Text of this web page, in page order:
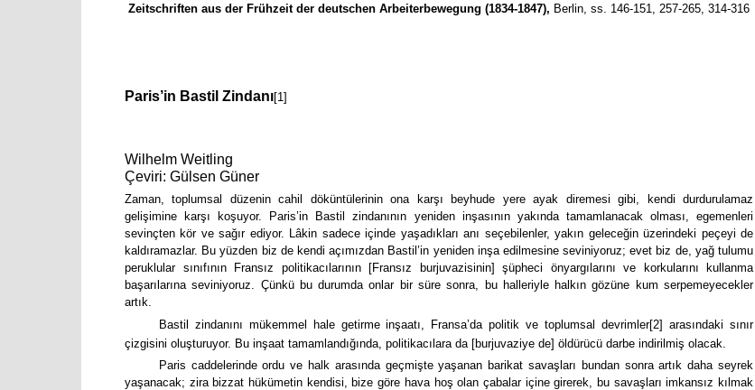
Zeitschriften aus der Frühzeit der deutschen Arbeiterbewegung (1834-1847), Berlin, ss. 146-151, 257-265, 314-316
Paris’in Bastil Zindanı[1]
Wilhelm Weitling
Çeviri: Gülsen Güner
Zaman, toplumsal düzenin cahil döküntülerinin ona karşı beyhude yere ayak diremesi gibi, kendi durdurulamaz
gelişimine karşı koşuyor. Paris’in Bastil zindanının yeniden inşasının yakında tamamlanacak olması, egemenleri
sevinçten kör ve sağır ediyor. Lâkin sadece içinde yaşadıkları anı seçebilenler, yakın geleceğin üzerindeki peçeyi de
kaldıramazlar. Bu yüzden biz de kendi açımızdan Bastil’in yeniden inşa edilmesine seviniyoruz; evet biz de, yağ tulumu
peruklular sınıfının Fransız politikacılarının [Fransız burjuvazisinin] şüpheci önyargılarını ve korkularını kullanma
başarılarına seviniyoruz. Çünkü bu durumda onlar bir süre sonra, bu halleriyle halkın gözüne kum serpemeyecekler
artık.
Bastil zindanını mükemmel hale getirme inşaatı, Fransa’da politik ve toplumsal devrimler[2] arasındaki sınır
çizgisini oluşturuyor. Bu inşaat tamamlandığında, politikacılara da [burjuvaziye de] öldürücü darbe indirilmiş olacak.
Paris caddelerinde ordu ve halk arasında geçmişte yaşanan barikat savaşları bundan sonra artık daha seyrek
yaşanacak; zira bizzat hükümetin kendisi, bize göre hava hoş olan çabalar içine girerek, bu savaşları imkansız kılmak